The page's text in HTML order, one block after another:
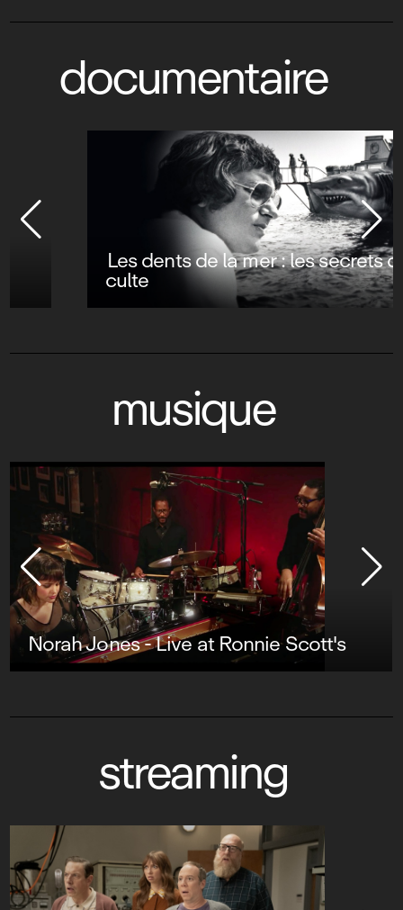
documentaire
Les dents de la mer : les secrets d’un film
musique
Norah Jones - Live at Ronnie Scott's
streaming